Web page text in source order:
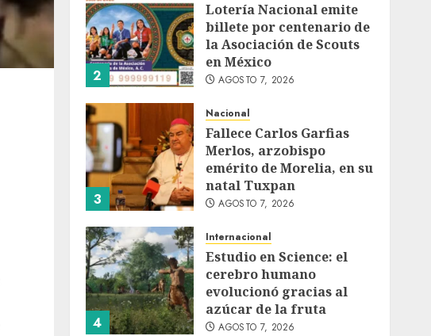
2
Lotería Nacional emite
billete por centenario de
la Asociación de Scouts
en México
AGOSTO 7, 2026
3
Nacional
Fallece Carlos Garfias
Merlos, arzobispo
emérito de Morelia, en su
natal Tuxpan
AGOSTO 7, 2026
4
Internacional
Estudio en Science: el
cerebro humano
evolucionó gracias al
azúcar de la fruta
AGOSTO 7, 2026